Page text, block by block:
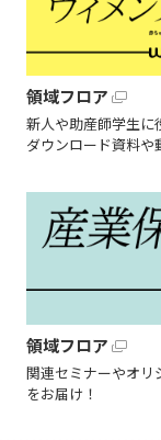
領域フロア
新人や助産師学生に
ダウンロード資料や
領域フロア
関連セミナーやオリ
をお届け！